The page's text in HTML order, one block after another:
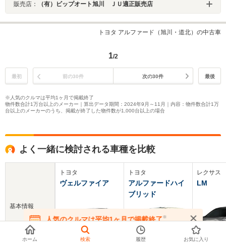
販売店： （有）ビップオート旭川 ＪＵ適正販売店
トヨタ アルファード（旭川・道北）の中古車
1/2
最初 前の30件 次の30件 最後
※人気のクルマは平均1ヶ月で掲載終了
物件数合計1万台以上のメーカー｜算出データ期間：2024年9月～11月｜内容：物件数合計1万
台以上のメーカーのうち、掲載が終了した物件数が1,000台以上の場合
よく一緒に検討される車種を比較
基本情報
トヨタ
ヴェルファイア
トヨタ
アルファードハイ
ブリッド
レクサス
LM
人気のクルマは平均1ヶ月で掲載終了※
在庫が無くなる前にお問い合わせください
ホーム 検索 履歴 お気に入り